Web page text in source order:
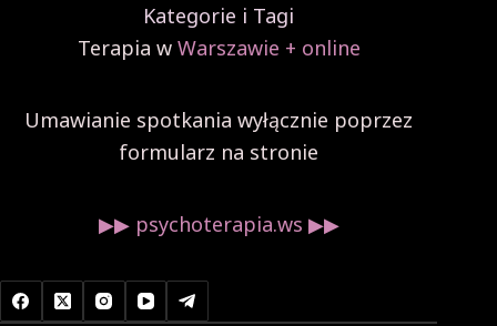
Kategorie i Tagi
Terapia w Warszawie + online
Umawianie spotkania wyłącznie poprzez
formularz na stronie
▶︎▶︎ psychoterapia.ws ▶︎▶︎